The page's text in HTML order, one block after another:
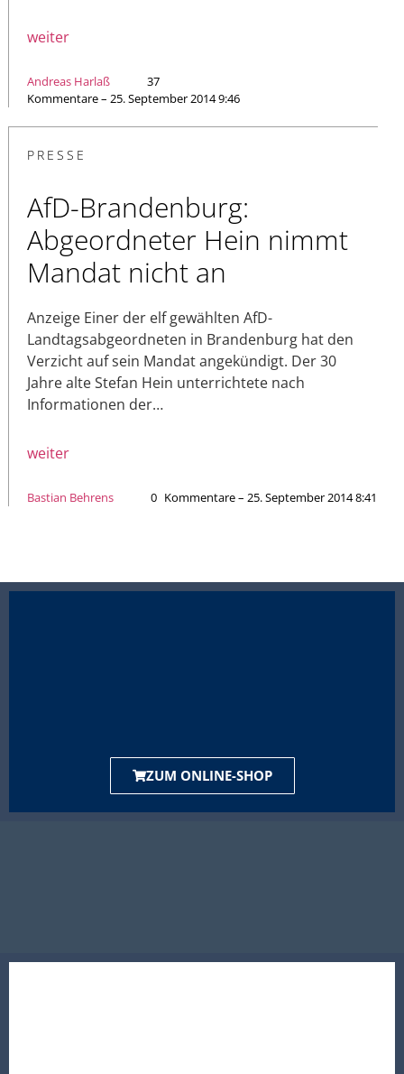
weiter
Andreas Harlaß
37
Kommentare – 25. September 2014 9:46
PRESSE
AfD-Brandenburg:
Abgeordneter Hein nimmt
Mandat nicht an
Anzeige Einer der elf gewählten AfD-
Landtagsabgeordneten in Brandenburg hat den
Verzicht auf sein Mandat angekündigt. Der 30
Jahre alte Stefan Hein unterrichtete nach
Informationen der…
weiter
Bastian Behrens 0 Kommentare – 25. September 2014 8:41
ZUM ONLINE-SHOP